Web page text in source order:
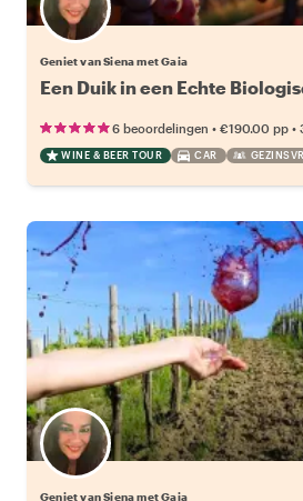
Geniet van Siena met Gaia
Een Duik in een Echte
6 beoordelingen • €190.00 pp •
WINE & BEER TOUR CAR
Geniet van Siena met Gaia